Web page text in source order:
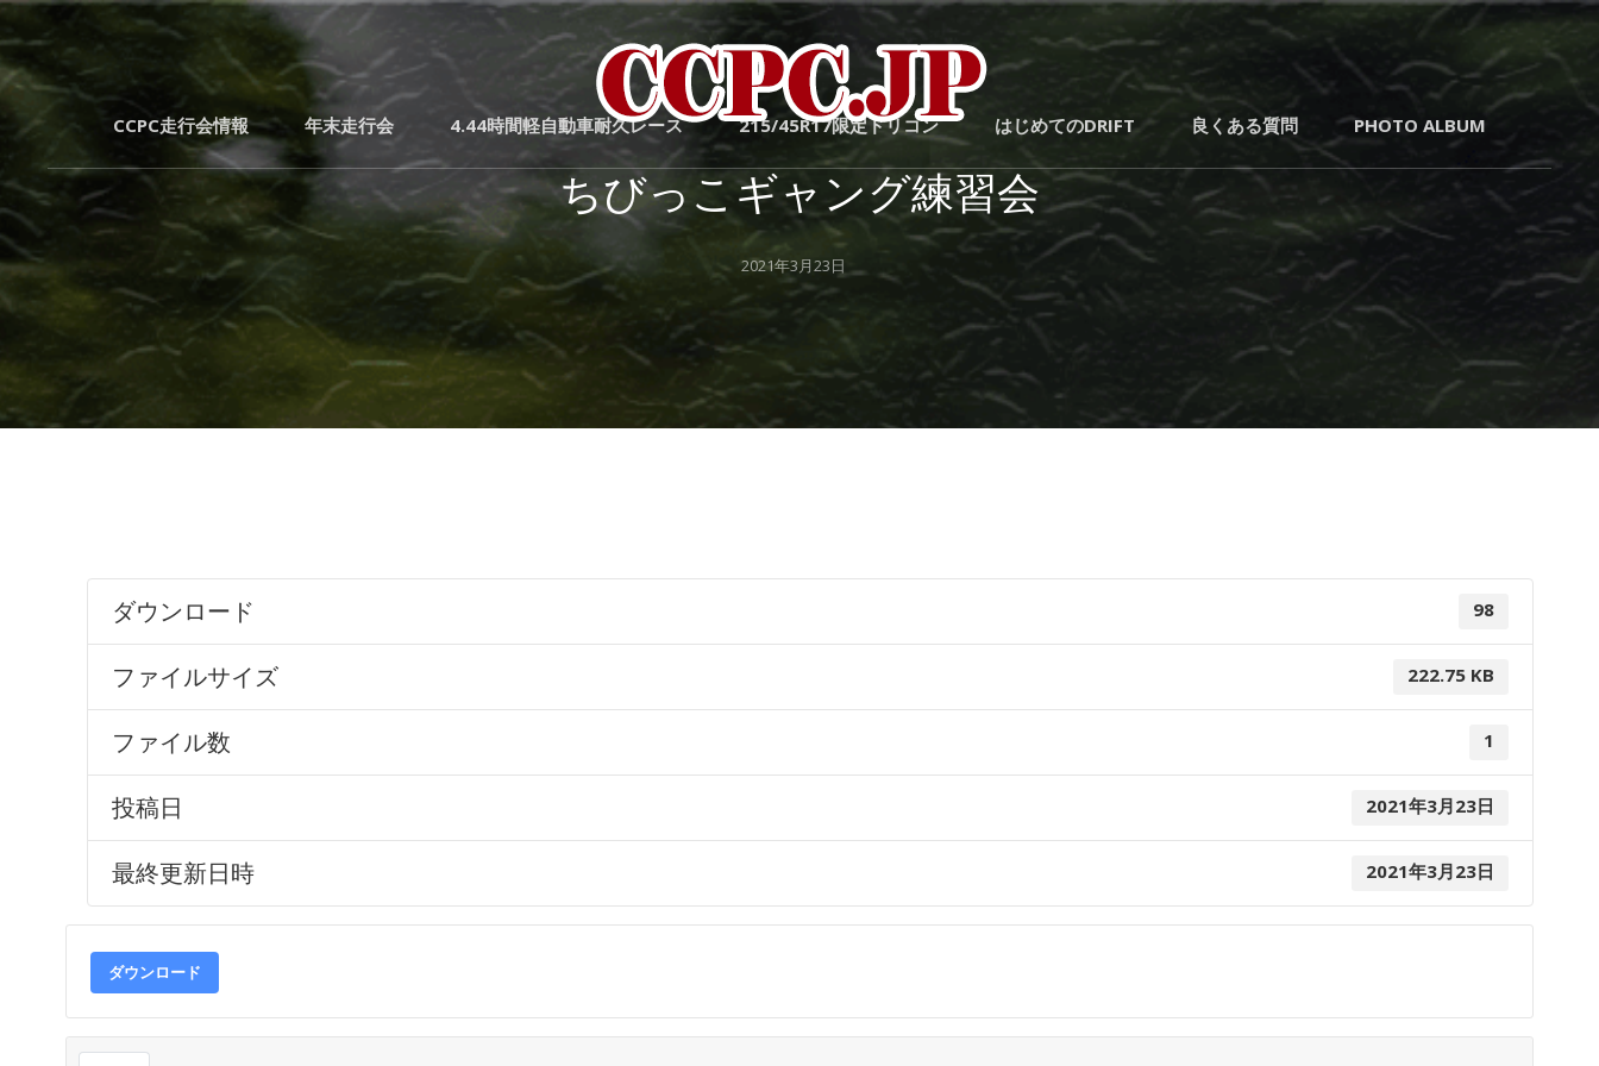
CCPC～
サコッ
チャド
リフト
サーク
ドリフト走行を参加
者全員で楽しむ年齢
ドリフトサークル！
岐阜のYZサーキッ
トで随時開催中！
CCPC走行会情報 年末走行会 4.44時間軽自動車耐久レース 215/45R17限定ドリコン はじめてのDRIFT 良くある質問 PHOTO ALBUM
ちびっこギャング練習会
Posted
on
2021年3月23日
ダウンロード 98
ファイルサイズ 222.75 KB
ファイル数 1
投稿日 2021年3月23日
最終更新日時 2021年3月23日
ダウンロード